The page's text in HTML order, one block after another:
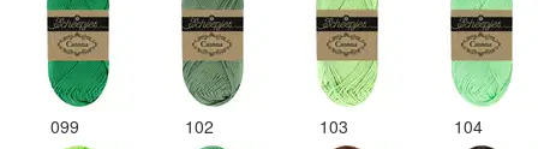
099 102 103 104